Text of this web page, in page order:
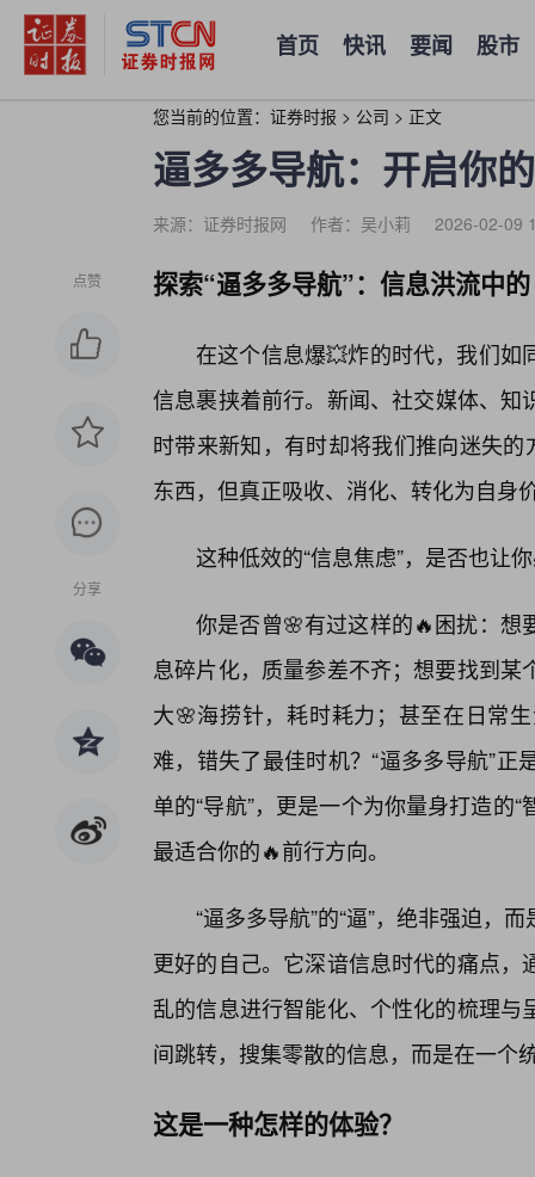
首页 快讯 要闻 股市
您当前的位置： 证券时报 > 公司 > 正文
逼多多导航：开启你
来源：证券时报网 作者：吴小莉 2026-02-09
点赞
分享
探索“逼多多导航”：信息洪流中
在这个信息爆💥炸的时代，我们如
信息裹挟着前行。新闻、社交媒体、
时带来新知，有时却将我们推向迷失
东西，但真正吸收、消化、转化为自身
这种低效的“信息焦虑”，是否也让
你是否曾🌸有过这样的🔥困扰：想
息碎片化，质量参差不齐；想要找到
大🌸海捞针，耗时耗力；甚至在日常
难，错失了最佳时机？“逼多多导航”
单的“导航”，更是一个为你量身打造的
最适合你的🔥前行方向。
“逼多多导航”的“逼”，绝非强迫，
更好的自己。它深谙信息时代的痛点
乱的信息进行智能化、个性化的梳理
间跳转，搜集零散的信息，而是在一个
这是一种怎样的体验？